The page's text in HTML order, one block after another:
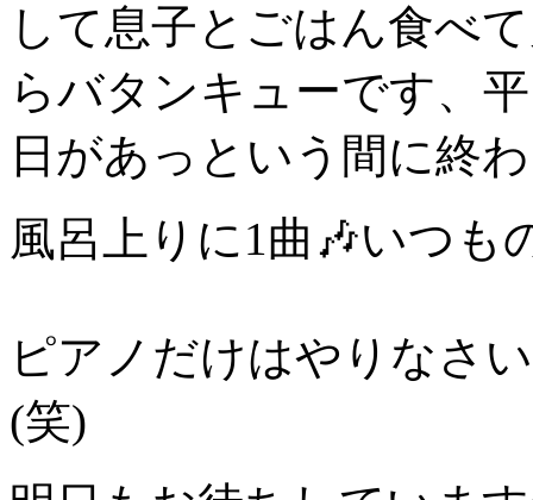
して息子とごはん食べ
らバタンキューです、
日があっという間に終
風呂上りに1曲🎶いつも
ピアノだけはやりなさ
(笑)